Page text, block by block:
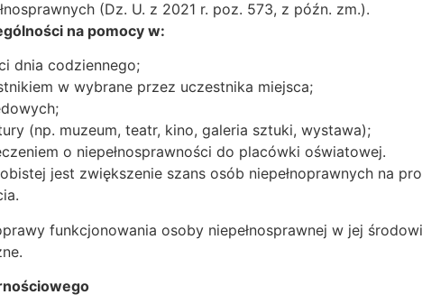
(Dz. U. z 2021 r. poz. 573, z późn. zm.).
na pomocy w:
dnia codziennego;
w wybrane przez uczestnika miejsca;
(np. muzeum, teatr, kino, galeria sztuki, wystawa);
o niepełnosprawności do placówki oświatowej.
jest zwiększenie szans osób niepełnoprawnych na
funkcjonowania osoby niepełnosprawnej w jej